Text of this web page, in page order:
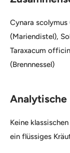
Cynara
(Mariendistel),
Taraxacum
(Brennnessel)
Analytische
Keine
ein flüssiges